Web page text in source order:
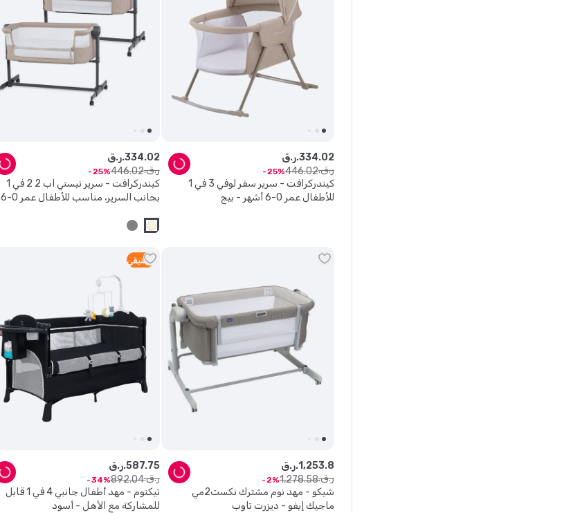
كيندركرافت - سرير سفر لوفي 3 في 1
للأطفال عمر 0-6 أشهر - بيج
ر.ق.334.02
ر.ق.
446.02
25
كيندركرافت - سرير نيستي اب 2 2 في 1
بجانب السرير، مناسب للأطفال عمر 0-6
ر.ق.334.02
ر.ق.
446.02
25
شيكو - مهد نوم مشترك نكست2مي
ماجيك إيفو - ديزرت تاوب
ر.ق.1,253.8
ر.ق.
1,278.58
2
1 متبقي
تيكنوم - مهد أطفال جانبي 4 في 1 قابل
للمشاركة مع الأهل - أسود
ر.ق.587.75
ر.ق.
892.04
34